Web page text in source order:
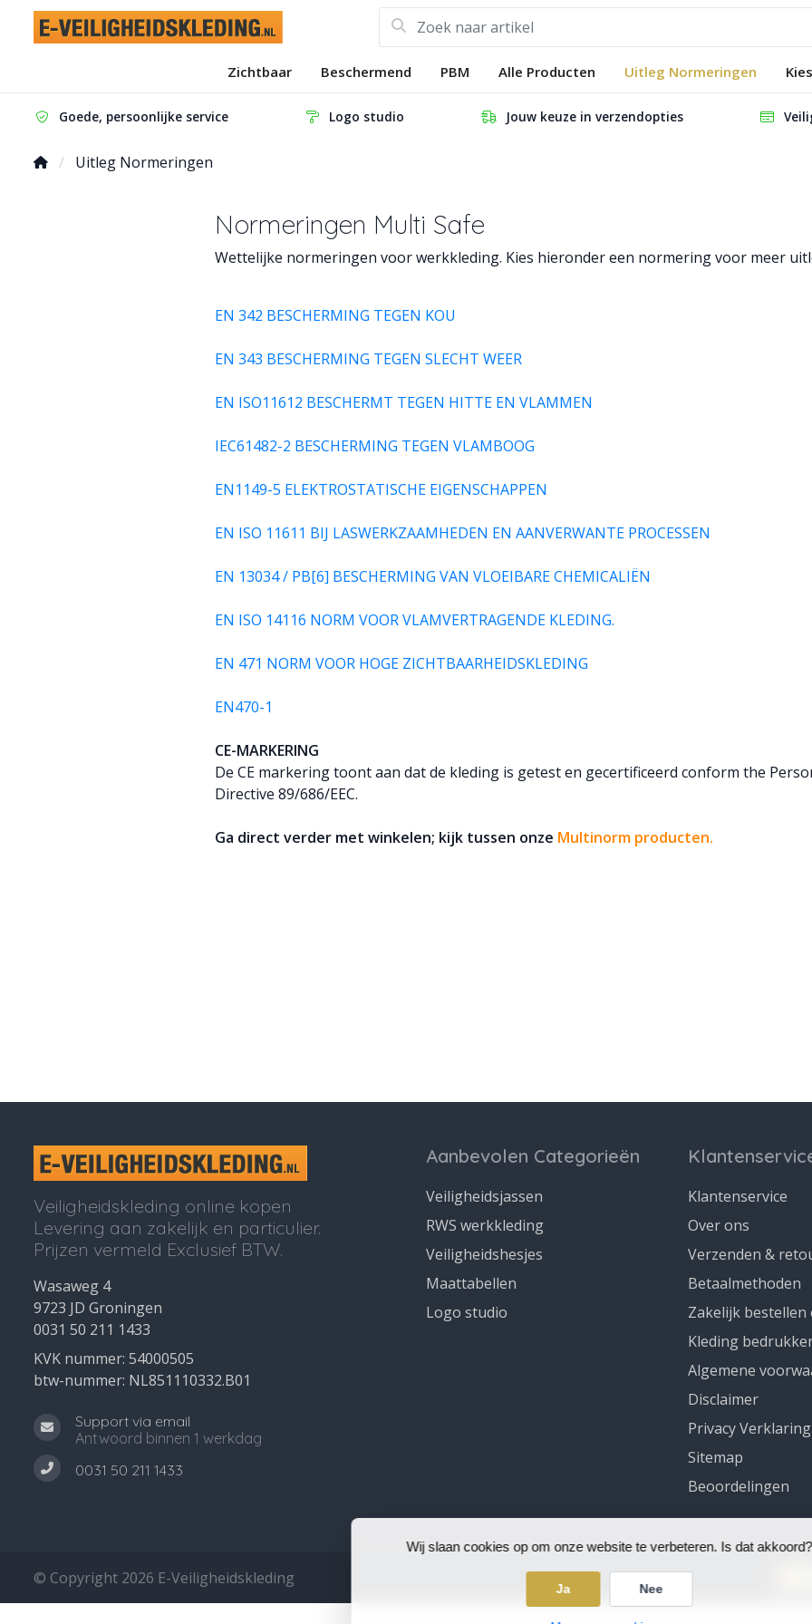
Wij slaan cookies op om onze website te verbeteren. Is dat akkoord?
Ja Nee
Zichtbaar Beschermend PBM Alle Producten Uitleg Normeringen
Goede, persoonlijke service Logo studio Jouw keuze in verzendopties
Uitleg Normeringen
Normeringen Multi Safe
Wettelijke normeringen voor werkkleding. Kies hieronder een normering voor meer
EN 342 BESCHERMING TEGEN KOU
EN 343 BESCHERMING TEGEN SLECHT WEER
EN ISO11612 BESCHERMT TEGEN HITTE EN VLAMMEN
IEC61482-2 BESCHERMING TEGEN VLAMBOOG
EN1149-5 ELEKTROSTATISCHE EIGENSCHAPPEN
EN ISO 11611 BIJ LASWERKZAAMHEDEN EN AANVERWANTE PROCESSEN
EN 13034 / PB[6] BESCHERMING VAN VLOEIBARE CHEMICALIËN
EN ISO 14116 NORM VOOR VLAMVERTRAGENDE KLEDING.
EN 471 NORM VOOR HOGE ZICHTBAARHEIDSKLEDING
EN470-1
CE-MARKERING
De CE markering toont aan dat de kleding is getest en gecertificeerd conform the
Directive 89/686/EEC.
Ga direct verder met winkelen; kijk tussen onze Multinorm producten.
Veiligheidskleding online kopen
Levering aan zakelijk en particulier.
Prijzen vermeld Exclusief BTW.
Wasaweg 4
9723 JD Groningen
0031 50 211 1433
KVK nummer: 54000505
btw-nummer: NL851110332.B01
Support via email
Antwoord binnen 1 werkdag
0031 50 211 1433
Aanbevolen Categorieën
Veiligheidsjassen
RWS werkkleding
Veiligheidshesjes
Maattabellen
Logo studio
Klantenservice
Over ons
Verzenden &
Betaalmethoden
Zakelijk
Kleding
Algemene
Disclaimer
Privacy Verklaring
Sitemap
Beoordelingen
© Copyright 2026 E-Veiligheidskleding